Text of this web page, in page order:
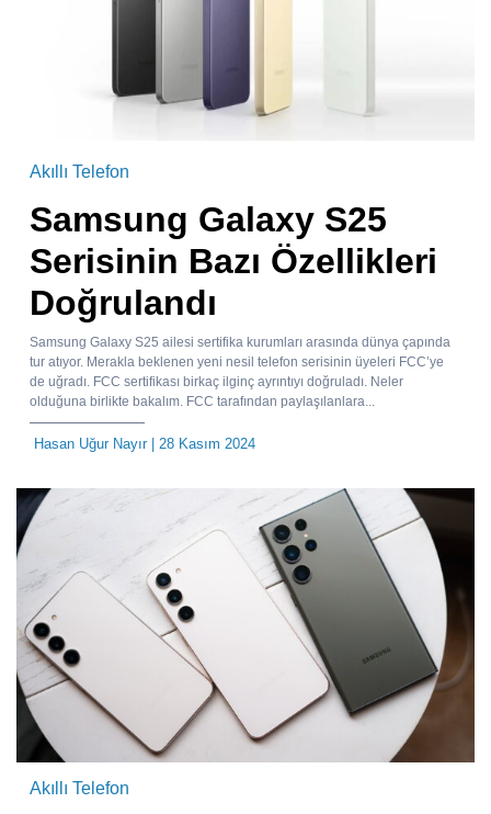
Akıllı Telefon
Samsung Galaxy S25
Serisinin Bazı Özellikleri
Doğrulandı
Samsung Galaxy S25 ailesi sertifika kurumları arasında dünya çapında
tur atıyor. Merakla beklenen yeni nesil telefon serisinin üyeleri FCC’ye
de uğradı. FCC sertifikası birkaç ilginç ayrıntıyı doğruladı. Neler
olduğuna birlikte bakalım. FCC tarafından paylaşılanlara...
Hasan Uğur Nayır| 28 Kasım 2024
Akıllı Telefon